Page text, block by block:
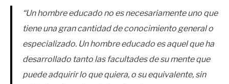
“Un hombre educado no es necesariamente uno que
tiene una gran cantidad de conocimiento general o
especializado. Un hombre educado es aquel que ha
desarrollado tanto las facultades de su mente que
puede adquirir lo que quiera, o su equivalente, sin